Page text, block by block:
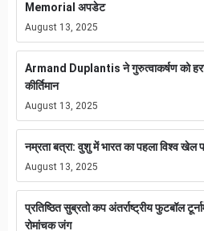
Memorial अपडेट
August 13, 2025
Armand Duplantis ने गुरुत्वाकर्षण को
कीर्तिमान
August 13, 2025
नम्रता बत्रा: वुशु में भारत का पहला विश्व खेल
August 13, 2025
प्रतिष्ठित सुब्रतो कप अंतर्राष्ट्रीय फुटबॉल
रोमांचक जंग